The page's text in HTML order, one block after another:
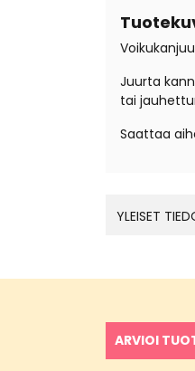
Juurta
tai
Saattaa
YLEISET
ARVIOI